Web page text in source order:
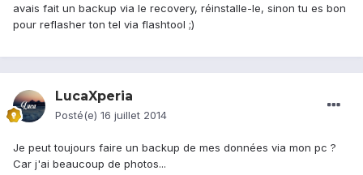
avais fait un backup via le recovery, réinstalle-le, sinon tu es bon
pour reflasher ton tel via flashtool ;)
LucaXperia
Posté(e) 16 juillet 2014
Je peut toujours faire un backup de mes données via mon pc ?
Car j'ai beaucoup de photos...